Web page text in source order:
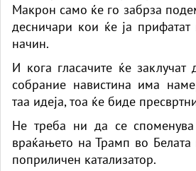
Макрон само ќе го забрза
десничари кои ќе ја прифатат
начин.
И кога гласачите ќе заклучат
собрание навистина има
таа идеја, тоа ќе биде
Не треба ни да се
враќањето на Трамп во
поприличен катализатор.